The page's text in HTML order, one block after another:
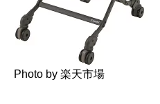
Photo by 楽天市場